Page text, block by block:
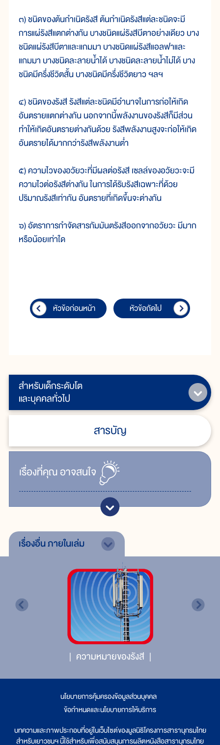
สำหรับเด็กระดับโต
และบุคคลทั่วไป
สารบัญ
เรื่ิองที่คุณอาจสนใจ
๓) ชนิดของต้นกำเนิดรังสี ต้นกำเนิดรังสีแต่ละชนิดจะมี
การแผ่รังสีแตกต่างกัน บางชนิดแผ่รังสีบีตาอย่างเดียว บาง
ชนิดแผ่รังสีบีตาและแกมมา บางชนิดแผ่รังสีแอลฟาและ
แกมมา บางชนิดละลายน้ำได้ บางชนิดละลายน้ำไม่ได้ บาง
ชนิดมีครึ่งชีวิตสั้น บางชนิดมีครึ่งชีวิตยาว ฯลฯ
๔) ชนิดของรังสี รังสีแต่ละชนิดมีอำนาจในการก่อให้เกิด
อันตรายแตกต่างกัน นอกจากนี้พลังงานของรังสีก็มีส่วน
ทำให้เกิดอันตรายต่างกันด้วย รังสีพลังงานสูงจะก่อให้เกิด
อันตรายได้มากกว่ารังสีพลังงานต่ำ
๕) ความไวของอวัยวะที่มีผลต่อรังสี เซลล์ของอวัยวะจะมี
ความไวต่อรังสีต่างกัน ในการได้รับรังสีเฉพาะที่ด้วย
ปริมาณรังสีเท่ากัน อันตรายที่เกิดขึ้นจะต่างกัน
๖) อัตราการกำจัดสารกัมมันตรังสีออกจากอวัยวะ มีมาก
หรือน้อยเท่าใด
หัวข้อก่อนหน้า หัวข้อถัดไป
เรื่องอื่นภายในเล่ม
ความหมายของรังสี
นโยบายการคุ้มครองข้อมูลส่วนบุคคล
ข้อกำหนดและนโยบายการให้บริการ
บทความและภาพประกอบที่อยู่ในเว็บไซต์ของมูลนิธิโครงการสารานุกรมไทย
สำหรับเยาวชนฯ นี้ใช้สำหรับเพื่อสนับสนุนการผลิตหนังสือสารานุกรมไทย